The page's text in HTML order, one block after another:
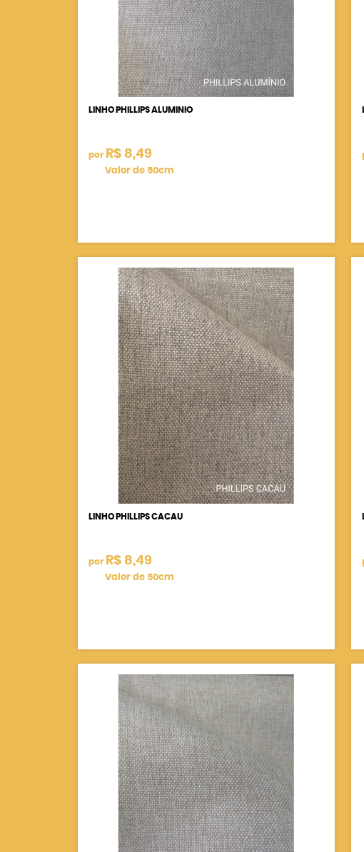
LINHO PHILLIPS ALUMINIO
por R$ 8,49
Valor de 50cm
LINHO PHILLIPS CACAU
por R$ 8,49
Valor de 50cm